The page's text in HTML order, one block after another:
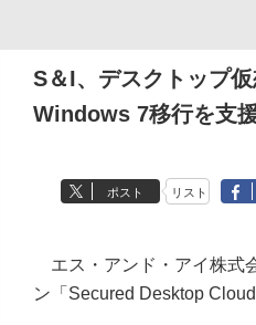
S＆I、デスクトップ
Windows 7移行を支
ポスト リスト
エス・アンド・アイ株式
ン「Secured Desktop